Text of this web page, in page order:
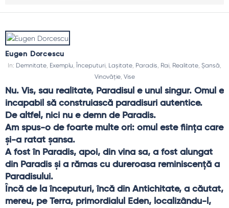
Eugen Dorcescu
In: Demnitate Exemplu Începuturi Lașitate Paradis Rai Realitate Șansă
Vinovăție, Vise
Nu. Vis, sau realitate, Paradisul e unul singur. Omul e
incapabil să construiască paradisuri autentice.
De altfel, nici nu e demn de Paradis.
Am spus-o de foarte multe ori: omul este ființa care
și-a ratat șansa.
A fost în Paradis, apoi, din vina sa, a fost alungat
din Paradis și a rămas cu dureroasa reminiscență a
Paradisului.
Încă de la începuturi, încă din Antichitate, a căutat,
mereu, pe Terra, primordialul Eden, localizându-l,